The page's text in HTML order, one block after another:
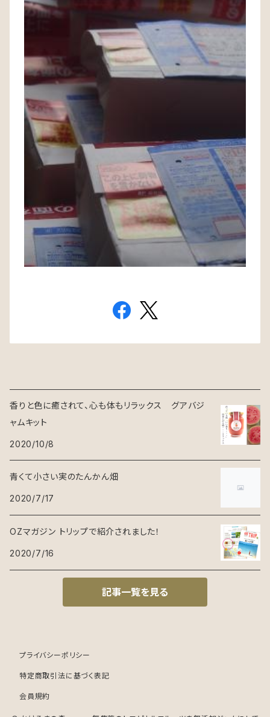
香りと色に癒されて、心も体もリラックス グアバジ
ャムキット
2020/10/8
青くて小さい実のたんかん畑
2020/7/17
OZマガジン トリップで紹介されました！
2020/7/16
記事一覧を見る
プライバシーポリシー
特定商取引法に基づく表記
会員規約